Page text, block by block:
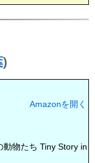
)
物たち Tiny Story in
Amazonを開く